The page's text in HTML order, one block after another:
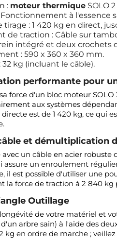
: moteur thermique SOLO
à l'essence
tirage : 1 420 kg en direct,
de traction : Câble sur
intégré et deux crochets
: 590 x 360 x 360 mm.
32 kg (incluant le câble).
performante pour
force d'un bloc moteur
aux systèmes
est de 1 420 kg, ce qui
et démultiplication
avec un câble en acier
un enroulement
il est possible d'utiliser une
la force de traction à 2 840
Outillage
de votre matériel et
arbre sain) à l'aide des
kg en ordre de marche ;